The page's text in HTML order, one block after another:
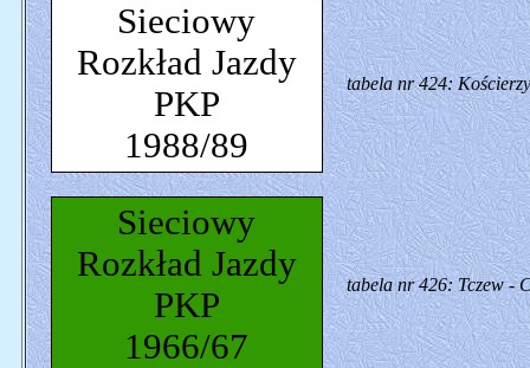
Sieciowy
Rozkład Jazdy
PKP
1988/89
tabela nr 424:
Sieciowy
Rozkład Jazdy
PKP
1966/67
tabela nr 426: Tczew -